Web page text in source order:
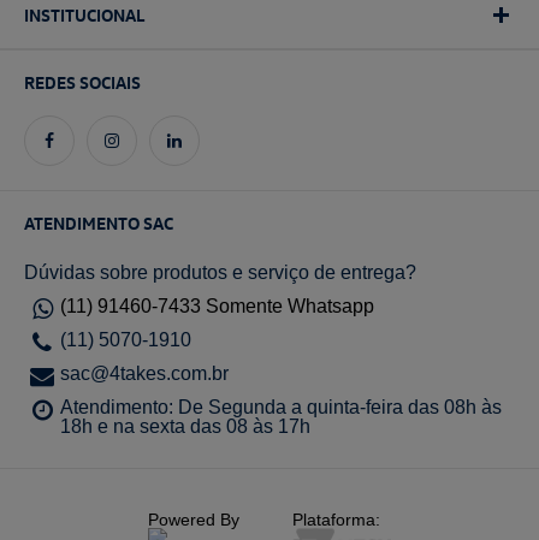
INSTITUCIONAL
REDES SOCIAIS
ATENDIMENTO SAC
Dúvidas sobre produtos e serviço de entrega?
(11) 91460-7433 Somente Whatsapp
(11) 5070-1910
sac@4takes.com.br
Atendimento: De Segunda a quinta-feira das 08h às
18h e na sexta das 08 às 17h
Powered By Plataforma: